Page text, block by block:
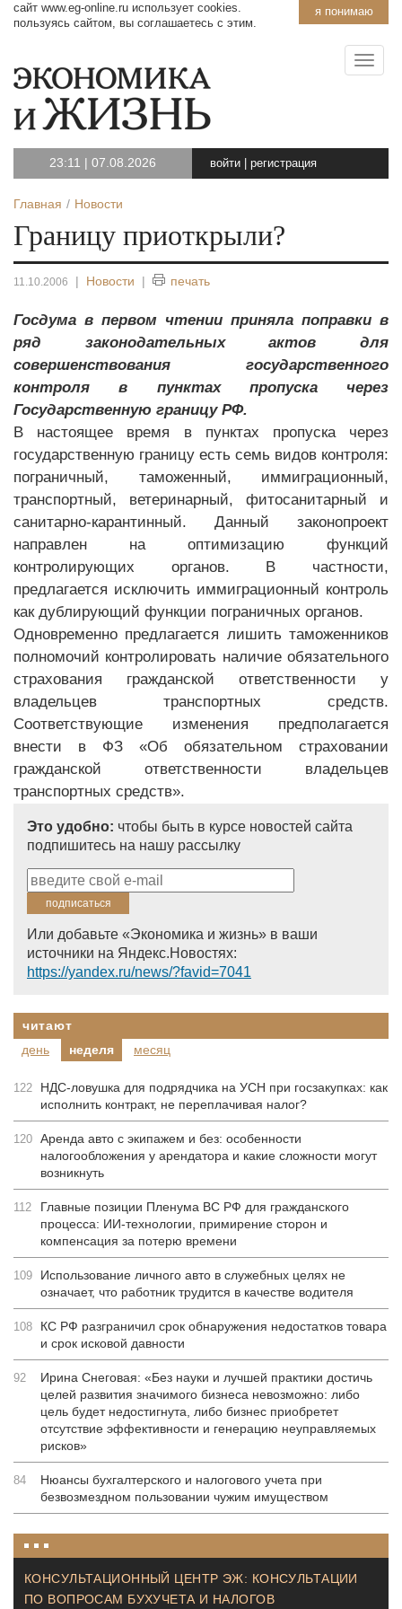
я понимаю
сайт www.eg-online.ru использует cookies.
пользуясь сайтом, вы соглашаетесь с этим.
23:11 | 07.08.2026 войти регистрация
Главная Новости
Границу приоткрыли?
11.10.2006 | Новости | печать
Госдума в первом чтении приняла поправки в
ряд законодательных актов для
совершенствования государственного
контроля в пунктах пропуска через
Государственную границу РФ.
В настоящее время в пунктах пропуска через
государственную границу есть семь видов контроля:
пограничный, таможенный, иммиграционный,
транспортный, ветеринарный, фитосанитарный и
санитарно-карантинный. Данный законопроект
направлен на оптимизацию функций
контролирующих органов. В частности,
предлагается исключить иммиграционный контроль
как дублирующий функции пограничных органов.
Одновременно предлагается лишить таможенников
полномочий контролировать наличие обязательного
страхования гражданской ответственности у
владельцев транспортных средств.
Соответствующие изменения предполагается
внести в ФЗ «Об обязательном страховании
гражданской ответственности владельцев
транспортных средств».
Это удобно: чтобы быть в курсе новостей сайта
подпишитесь на нашу рассылку
Или добавьте «Экономика и жизнь» в ваши
источники на Яндекс.Новостях:
https://yandex.ru/news/?favid=7041
читают
день
неделя месяц
122
НДС-ловушка для подрядчика на УСН при госзакупках: как
исполнить контракт, не переплачивая налог?
120 Аренда авто с экипажем и без: особенности
налогообложения у арендатора и какие сложности могут
возникнуть
112
Главные позиции Пленума ВС РФ для гражданского
процесса: ИИ-технологии, примирение сторон и
компенсация за потерю времени
109
Использование личного авто в служебных целях не
означает, что работник трудится в качестве водителя
108
КС РФ разграничил срок обнаружения недостатков товара
и срок исковой давности
92
Ирина Снеговая: «Без науки и лучшей практики достичь
целей развития значимого бизнеса невозможно: либо
цель будет недостигнута, либо бизнес приобретет
отсутствие эффективности и генерацию неуправляемых
рисков»
84
Нюансы бухгалтерского и налогового учета при
безвозмездном пользовании чужим имуществом
КОНСУЛЬТАЦИОННЫЙ ЦЕНТР ЭЖ: КОНСУЛЬТАЦИИ
ПО ВОПРОСАМ БУХУЧЕТА И НАЛОГОВ